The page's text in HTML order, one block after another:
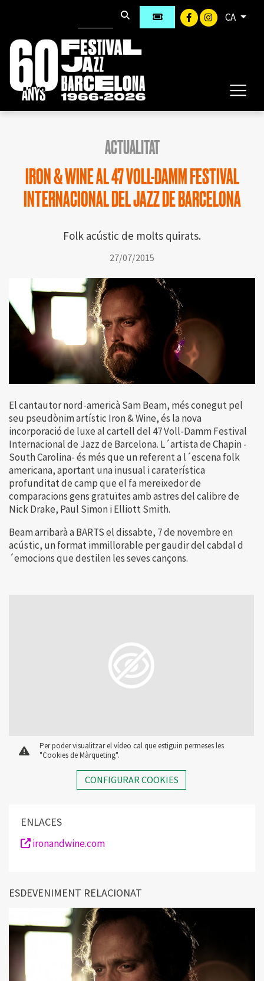
CA
ACTUALITAT
IRON & WINE AL 47 VOLL-DAMM FESTIVAL
INTERNACIONAL DEL JAZZ DE BARCELONA
Folk acústic de molts quirats.
27/07/2015
El cantautor nord-americà Sam Beam, més conegut pel
seu pseudònim artístic Iron & Wine, és la nova
incorporació de luxe al cartell del 47 Voll-Damm Festival
Internacional de Jazz de Barcelona. L´artista de Chapin -
South Carolina- és més que un referent a l´escena folk
americana, aportant una inusual i caraterística
profunditat de camp que el fa mereixedor de
comparacions gens gratuïtes amb astres del calibre de
Nick Drake, Paul Simon i Elliott Smith.
Beam arribarà a BARTS el dissabte, 7 de novembre en
acústic, un format immillorable per gaudir del cabdal d
´emocions que destilen les seves cançons.
Per poder visualitzar el vídeo cal que estiguin permeses les
"Cookies de Màrqueting".
CONFIGURAR COOKIES
ENLACES
ironandwine.com
ESDEVENIMENT RELACIONAT